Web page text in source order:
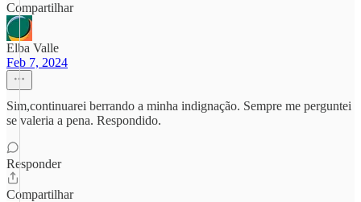
Compartilhar
Elba Valle
Feb 7, 2024
Sim,continuarei berrando a minha indignação. Sempre me perguntei
se valeria a pena. Respondido.
Responder
Compartilhar